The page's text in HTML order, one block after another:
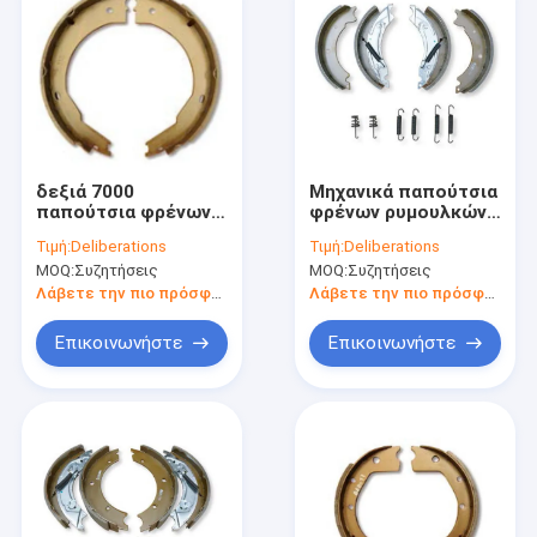
Προϊόντα
Εμφάνιση VR
δεξιά 7000
παπούτσια φρένων
αντικατάστασης
παπουτσιών φρένων
ρυμουλκών 12V 12 X
Τιμή:Deliberations
MOQ:Συζητήσεις
Λάβετε την πιο πρόσφατη τιμή
Επικοινωνήστε
Μηχανικά παπούτσια
φρένων ρυμουλκών
τα ημι φορτηγά
Τιμή:Deliberations
MOQ:Συζητήσεις
Λάβετε την πιο πρόσφατη τιμή
Επικοινωνήστε